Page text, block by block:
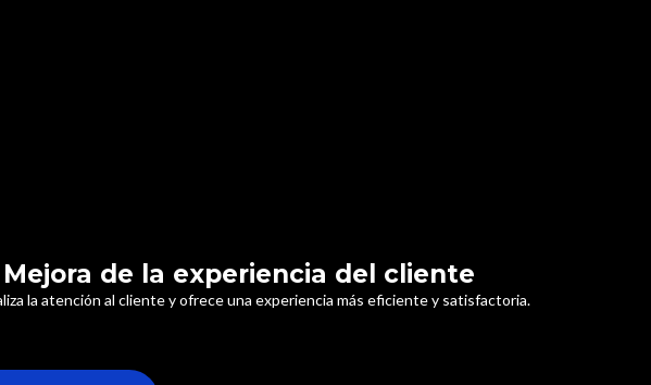
Mejora de la experiencia del cliente
la atención al cliente y ofrece una experiencia más eficiente y satisfactoria.